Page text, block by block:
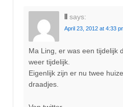
ll says:
April 23, 2012 at 4:33
Ma Ling, er was een tijdelijk
weer tijdelijk.
Eigenlijk zijn er nu twee
draadjes.